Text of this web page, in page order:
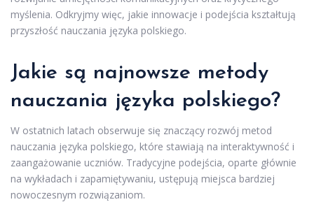
myślenia. Odkryjmy więc, jakie innowacje i podejścia kształtują
przyszłość nauczania języka polskiego.
Jakie są najnowsze metody
nauczania języka polskiego?
W ostatnich latach obserwuje się znaczący rozwój metod
nauczania języka polskiego, które stawiają na interaktywność i
zaangażowanie uczniów. Tradycyjne podejścia, oparte głównie
na wykładach i zapamiętywaniu, ustępują miejsca bardziej
nowoczesnym rozwiązaniom.